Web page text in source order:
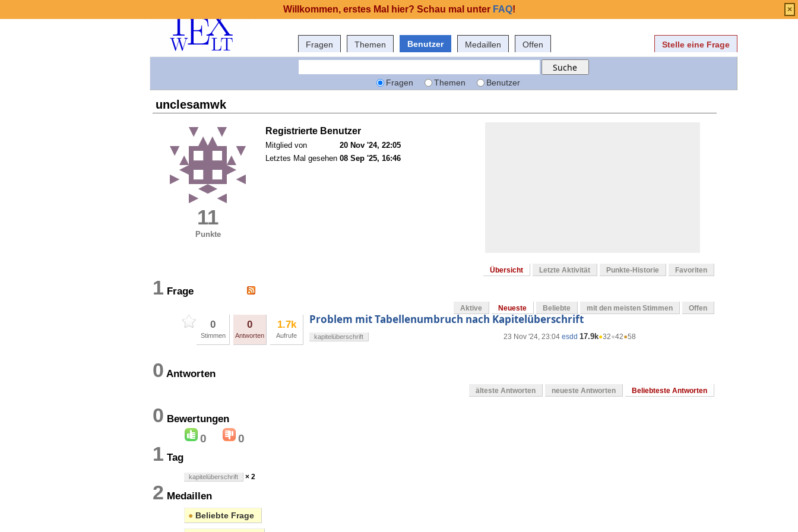
Fragen Themen Benutzer Medaillen Offen Stelle eine Frage
Fragen Themen Benutzer
unclesamwk
11
Punkte
Registrierte Benutzer
Mitglied von
20 Nov '24, 22:05
Letztes Mal gesehen 08 Sep '25, 16:46
Übersicht Letzte Aktivität Punkte-Historie Favoriten
1 Frage
Aktive Neueste Beliebte mit den meisten Stimmen Offen
0
Stimmen
0
Antworten
1.7k
Aufrufe
Problem mit Tabellenumbruch nach Kapitelüberschrift
23 Nov '24, 23:04 esdd 17.9k●32●42●58
kapitelüberschrift
0 Antworten
älteste Antworten neueste Antworten Beliebteste Antworten
0 Bewertungen
0 0
1 Tag
kapitelüberschrift × 2
2 Medaillen
● Beliebte Frage
Willkommen, erstes Mal hier? Schau mal unter FAQ! ×